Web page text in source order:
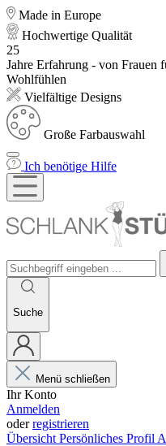
Made in Europe
Hochwertige Qualität
25
Jahre Erfahrung - von Frauen
Wohlfühlen
Vielfältige Designs
Große Farbauswahl
Ich benötige Hilfe
Suche
Menü schließen
Ihr Konto
Anmelden
oderregistrieren
Übersicht Persönliches Profil